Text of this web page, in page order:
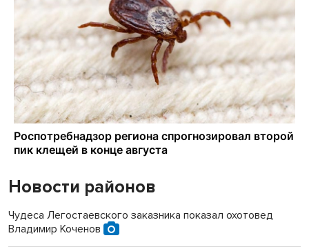
Новости районов
Чудеса Легостаевского заказника показал охотовед
Владимир Коченов